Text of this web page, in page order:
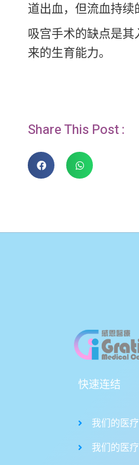
道出血，但流血持续
吸宫手术的缺点是
来的生育能力。
Share This Post :
快速连结
我们的医
我们的医